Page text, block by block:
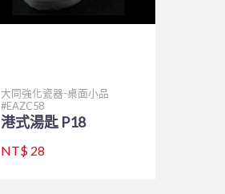
大同強化瓷器-桌面小品
EAZC58
港式湯匙 P18
NT$ 28